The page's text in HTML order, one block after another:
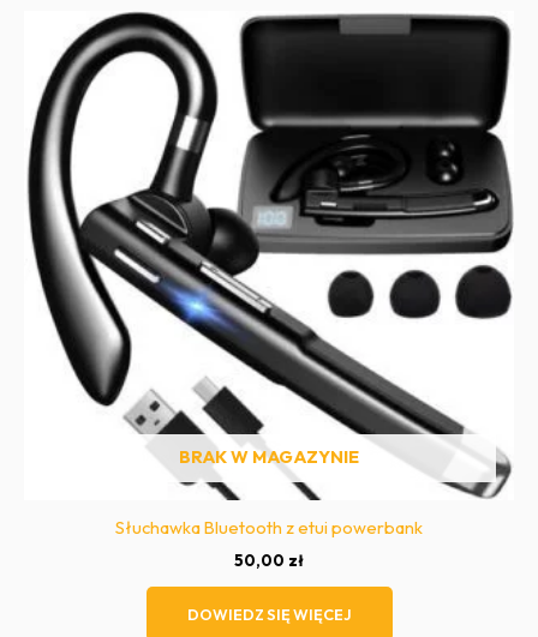
BRAK W MAGAZYNIE
Słuchawka Bluetooth z etui powerbank
50,00 zł
DOWIEDZ SIĘ WIĘCEJ